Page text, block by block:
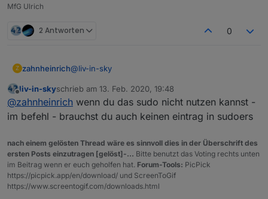
angezeigt (einzige Windows Gerät). Ist aber die
Alle anderen Geräte scheinen bei meinem kurzen
Grüße
MfG Ulrich
2 Antworten 0
Z zahnheinrich@liv-in-sky
Noch ein Hinweis zur Installation im Docker
Container auf der Synology:
Der Eintrag in der /etc/sudoers.d/iobroker ist
offensichtlich auch nicht notwendig.
Ich habe die Installation des scripts nochmals auf
einer zweiten Synology ohne Änderung der
/etc/sudoers.d/iobroker gemacht und läuft.
Offline
liv-in-skyschrieb am 13. Feb. 2020, 19:48
zuletzt editiert von
@zahnheinrich wenn du das sudo nicht nutzen kannst -
im befehl - brauchst du auch keinen eintrag in sudoers
nach einem gelösten Thread wäre es sinnvoll dies in der Überschrift des
ersten Posts einzutragen [gelöst]-... Bitte benutzt das Voting rechts unten
im Beitrag wenn er euch geholfen hat. Forum-Tools: PicPick
https://picpick.app/en/download/ und ScreenToGif
https://www.screentogif.com/downloads.html